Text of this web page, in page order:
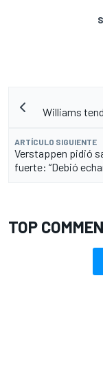
Williams
ARTÍCULO SIGUIENTE
Verstappen pidió
fuerte: “Debió
TOP